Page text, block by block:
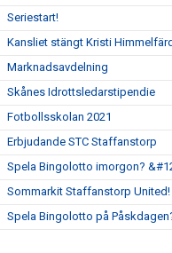
Seriestart!
Kansliet stängt Kristi Himmelfärd
Marknadsavdelning
Skånes Idrottsledarstipendie
Fotbollsskolan 2021
Erbjudande STC Staffanstorp
Spela Bingolotto imorgon?
Sommarkit Staffanstorp United!
Spela Bingolotto på